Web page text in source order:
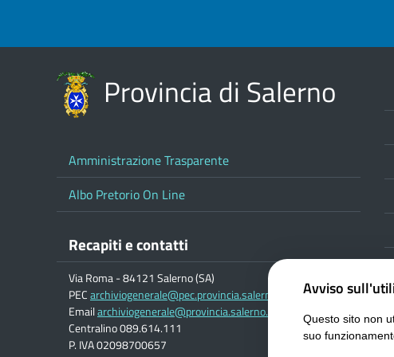
Provincia di Salerno
Amministrazione Trasparente
Albo Pretorio On Line
Recapiti e contatti
Via Roma - 84121 Salerno (SA)
PECarchiviogenerale@pec.provincia.salerno.it
Emailarchiviogenerale@provincia.salerno.it
Centralino 089.614.111
P. IVA 02098700657
Avviso
Questo sito non
suo